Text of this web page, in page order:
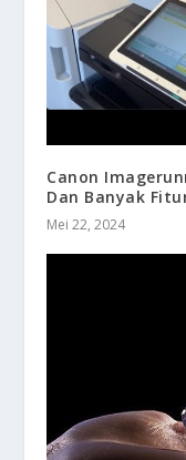
Canon
Dan Banyak
Mei 22, 2024